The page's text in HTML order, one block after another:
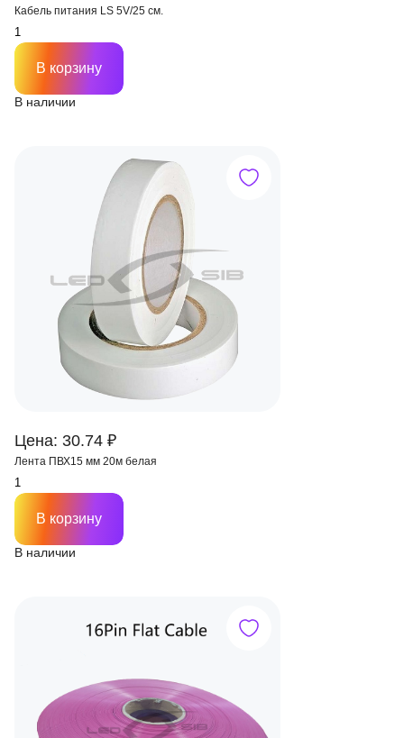
Кабель питания LS 5V/25 см.
В наличии
В корзину
Цена: 30.74 ₽
Лента ПВХ15 мм 20м белая
В наличии
В корзину